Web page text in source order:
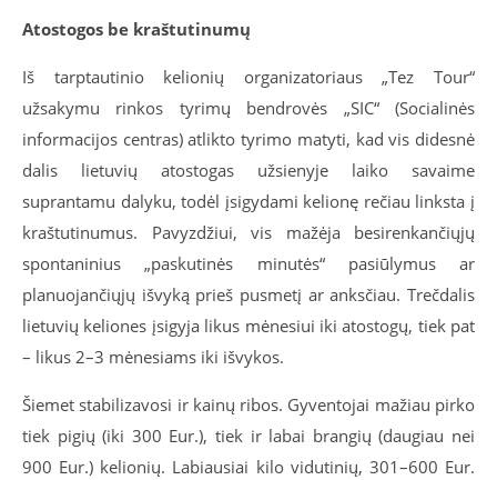
Atostogos be kraštutinumų
Iš tarptautinio kelionių organizatoriaus „Tez Tour“
užsakymu rinkos tyrimų bendrovės „SIC“ (Socialinės
informacijos centras) atlikto tyrimo matyti, kad vis didesnė
dalis lietuvių atostogas užsienyje laiko savaime
suprantamu dalyku, todėl įsigydami kelionę rečiau linksta į
kraštutinumus. Pavyzdžiui, vis mažėja besirenkančiųjų
spontaninius „paskutinės minutės“ pasiūlymus ar
planuojančiųjų išvyką prieš pusmetį ar anksčiau. Trečdalis
lietuvių keliones įsigyja likus mėnesiui iki atostogų, tiek pat
– likus 2–3 mėnesiams iki išvykos.
Šiemet stabilizavosi ir kainų ribos. Gyventojai mažiau pirko
tiek pigių (iki 300 Eur.), tiek ir labai brangių (daugiau nei
900 Eur.) kelionių. Labiausiai kilo vidutinių, 301–600 Eur.